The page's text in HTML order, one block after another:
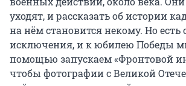
уходят, и рассказать об истории
на нём становится некому. Но есть
исключения, и к юбилею Победы
помощью запускаем «Фронтовой
чтобы фотографии с Великой